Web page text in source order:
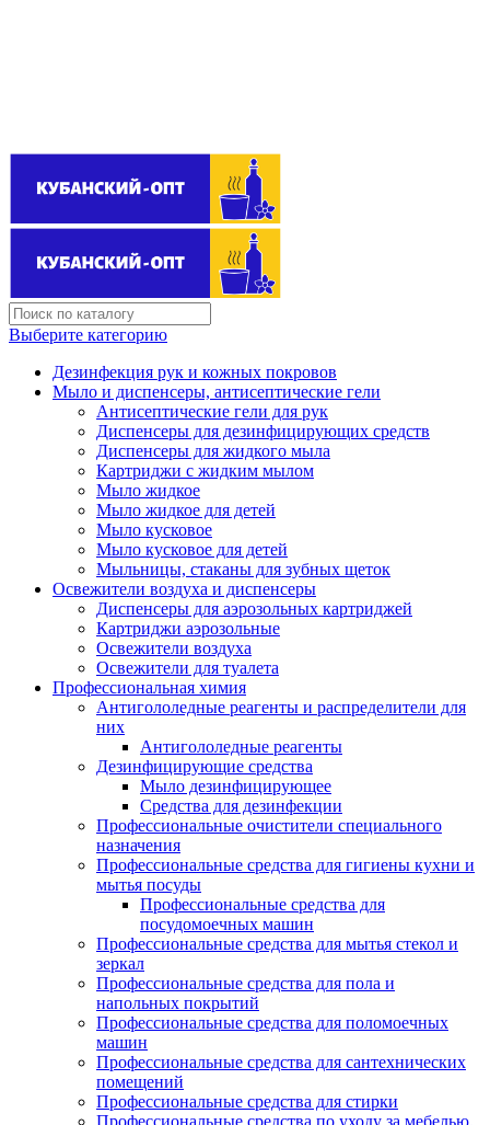
Выберите категорию
Дезинфекция рук и кожных покровов
Мыло и диспенсеры, антисептические гели
Антисептические гели для рук
Диспенсеры для дезинфицирующих средств
Диспенсеры для жидкого мыла
Картриджи с жидким мылом
Мыло жидкое
Мыло жидкое для детей
Мыло кусковое
Мыло кусковое для детей
Мыльницы, стаканы для зубных щеток
Освежители воздуха и диспенсеры
Диспенсеры для аэрозольных картриджей
Картриджи аэрозольные
Освежители воздуха
Освежители для туалета
Профессиональная химия
Антигололедные реагенты и распределители для
них
Антигололедные реагенты
Дезинфицирующие средства
Мыло дезинфицирующее
Средства для дезинфекции
Профессиональные очистители специального
назначения
Профессиональные средства для гигиены кухни и
мытья посуды
Профессиональные средства для
посудомоечных машин
Профессиональные средства для мытья стекол и
зеркал
Профессиональные средства для пола и
напольных покрытий
Профессиональные средства для поломоечных
машин
Профессиональные средства для сантехнических
помещений
Профессиональные средства для стирки
Профессиональные средства по уходу за мебелью,